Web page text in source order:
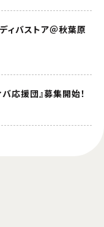
ィバストア＠秋葉原
応援団』募集開始！